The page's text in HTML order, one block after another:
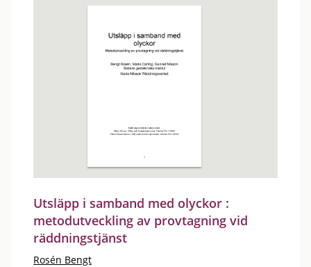
Utsläpp i samband med olyckor :
metodutveckling av provtagning vid
räddningstjänst
Rosén Bengt